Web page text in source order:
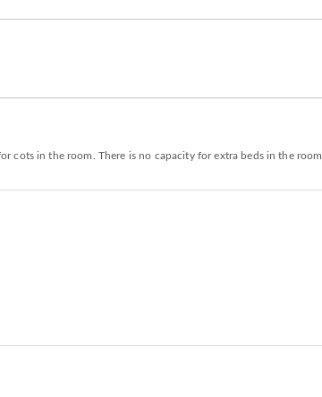
cots in the room. There is no capacity for extra beds in the room.